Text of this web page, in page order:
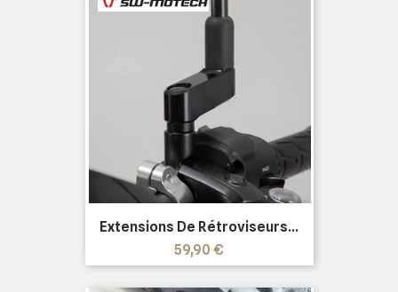
Extensions De Rétroviseurs...
Prix
59,90 €